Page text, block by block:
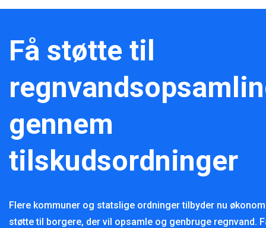
Få støtte til
gennem
tilskudsordninger
Flere kommuner og statslige ordninger tilbyder nu
støtte til borgere, der vil opsamle og genbruge regnvand.